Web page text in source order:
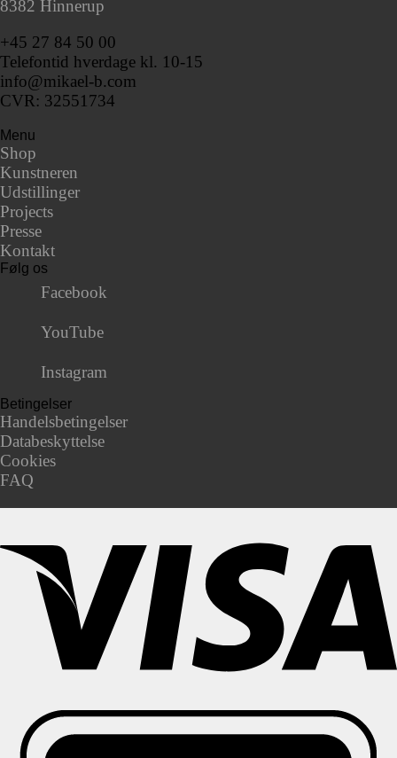
8382 Hinnerup
+45 27 84 50 00
Telefontid hverdage kl. 10-15
info@mikael-b.com
CVR: 32551734
Menu
Shop
Kunstneren
Udstillinger
Projects
Presse
Kontakt
Følg os
Facebook
YouTube
Instagram
Betingelser
Handelsbetingelser
Databeskyttelse
Cookies
FAQ